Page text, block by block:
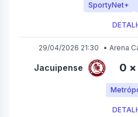
SportyNet+
29/04/2026 21:30 • Arena
Jacuipense 0 ×